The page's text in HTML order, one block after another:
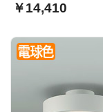
￥14,410